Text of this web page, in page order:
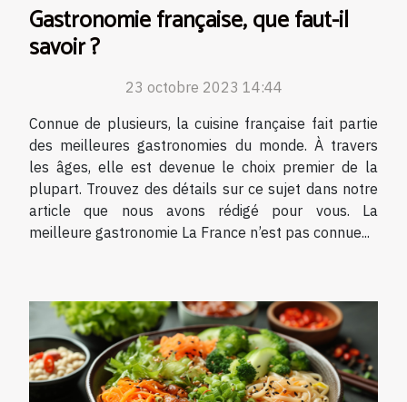
Gastronomie française, que faut-il
savoir ?
23 octobre 2023 14:44
Connue de plusieurs, la cuisine française fait partie
des meilleures gastronomies du monde. À travers
les âges, elle est devenue le choix premier de la
plupart. Trouvez des détails sur ce sujet dans notre
article que nous avons rédigé pour vous. La
meilleure gastronomie La France n’est pas connue...